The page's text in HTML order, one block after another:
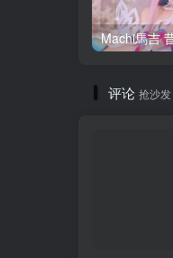
Machi馬吉
评论 抢沙发